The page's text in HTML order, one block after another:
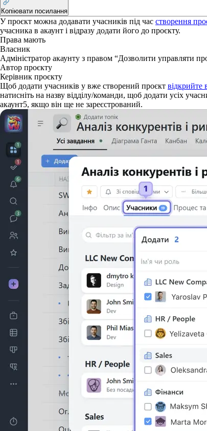
Копіювати посилання
У проєкт можна додавати учасників під час створення
учасника в акаунт і відразу додати його до проєкту.
Права мають
Власник
Адміністратор акаунту з правом “Дозволити управляти
Автор проєкту
Керівник проєкту
Щоб додати учасників у вже створений проєкт відкрийте
натисніть на назву відділу/команди, щоб додати усіх
акаунт5, якщо він ще не зареєстрований.